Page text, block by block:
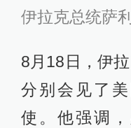
伊拉克总统萨
8月18日，伊
分别会见了
使。他强调